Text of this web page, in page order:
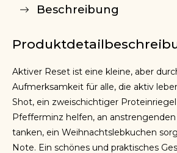
Beschreibung
Aktiver Reset ist eine kleine, aber
Aufmerksamkeit für alle, die aktiv
Shot, ein zweischichtiger
Pfefferminz helfen, an
tanken, ein Weihnachtslebkuchen
Note. Ein schönes und praktisches